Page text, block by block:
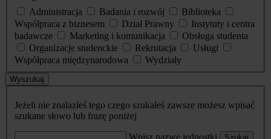
Administracja
Badania i rozwój
Biblioteka
Współpraca z biznesem
Dział Prawny
Instytuty i centra
badawcze
Marketing i komunikacja
Obsługa studenta
Organizacje studenckie
Rekrutacja
Usługi
Współpraca międzynarodowa
Wydziały
Wyszukaj
Jeżeli nie znalazłeś tego czego szukałeś zawsze możesz wpisać
szukane słowo lub frazę poniżej
Wpisz nazwę jednostki